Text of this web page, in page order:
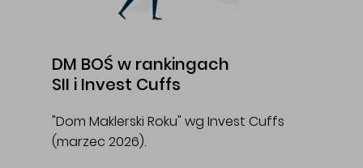
DM BOŚ w rankingach
SII i Invest Cuffs
"Dom Maklerski Roku" wg Invest Cuffs
(marzec 2026).